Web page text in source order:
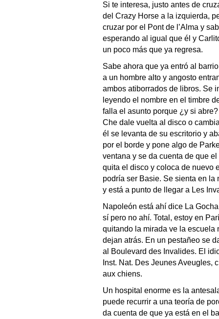
Si te interesa, justo antes de
del Crazy Horse a la izquierda,
cruzar por el Pont de l’Alma y
esperando al igual que él y
un poco más que ya regresa.
Sabe ahora que ya entró al
a un hombre alto y angosto
ambos atiborrados de libros. Se
leyendo el nombre en el timbre
falla el asunto porque ¿y si abre?
Che dale vuelta al disco o
él se levanta de su escritorio y
por el borde y pone algo de
ventana y se da cuenta de que
quita el disco y coloca de nuevo
podría ser Basie. Se sienta en
y está a punto de llegar a Les
Napoleón está ahí dice La
sí pero no ahí. Total, estoy en
quitando la mirada ve la escuela
dejan atrás. En un pestañeo se
al Boulevard des Invalides. El
Inst. Nat. Des Jeunes Aveugles,
aux chiens.
Un hospital enorme es la
puede recurrir a una teoría de
da cuenta de que ya está en el